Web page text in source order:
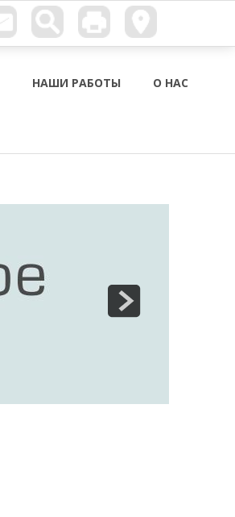
НАШИ РАБОТЫ О НАС